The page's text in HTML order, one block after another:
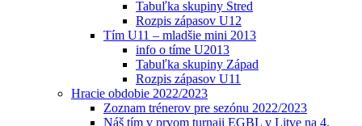
Tabuľka skupiny Stred
Rozpis zápasov U12
Tím U11 – mladšie mini 2013
info o tíme U2013
Tabuľka skupiny Západ
Rozpis zápasov U11
Hracie obdobie 2022/2023
Zoznam trénerov pre sezónu 2022/2023
Náš tím v prvom turnaji EGBL v Litve na 4.